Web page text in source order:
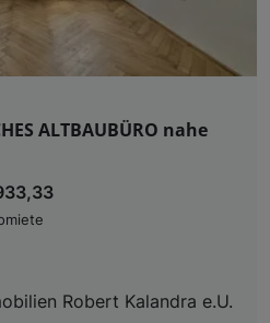
ALTBAUBÜRO nahe
Robert Kalandra e.U.